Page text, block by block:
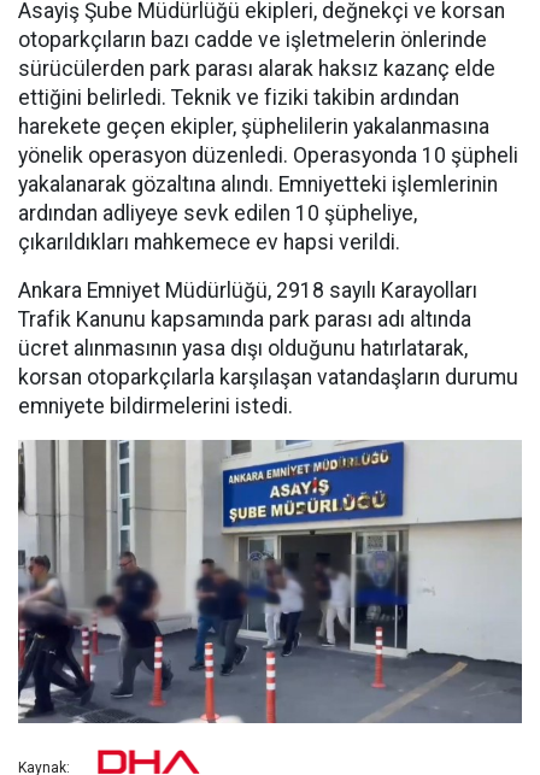
Asayiş Şube Müdürlüğü ekipleri, değnekçi ve korsan
otoparkçıların bazı cadde ve işletmelerin önlerinde
sürücülerden park parası alarak haksız kazanç elde
ettiğini belirledi. Teknik ve fiziki takibin ardından
harekete geçen ekipler, şüphelilerin yakalanmasına
yönelik operasyon düzenledi. Operasyonda 10 şüpheli
yakalanarak gözaltına alındı. Emniyetteki işlemlerinin
ardından adliyeye sevk edilen 10 şüpheliye,
çıkarıldıkları mahkemece ev hapsi verildi.
Ankara Emniyet Müdürlüğü, 2918 sayılı Karayolları
Trafik Kanunu kapsamında park parası adı altında
ücret alınmasının yasa dışı olduğunu hatırlatarak,
korsan otoparkçılarla karşılaşan vatandaşların durumu
emniyete bildirmelerini istedi.
Kaynak: